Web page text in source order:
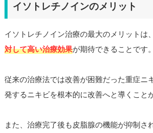
イソトレチノインのメリット
イソトレチノイン治療の最大のメリットは、
対して高い治療効果が期待できることです。
従来の治療法では改善が困難だった重症ニ
発するニキビを根本的に改善へと導くこと
また、治療完了後も皮脂腺の機能が抑制さ